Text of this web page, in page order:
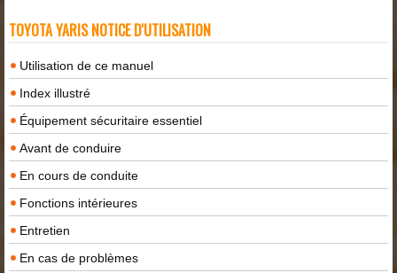
TOYOTA YARIS NOTICE D'UTILISATION
Utilisation de ce manuel
Index illustré
Équipement sécuritaire essentiel
Avant de conduire
En cours de conduite
Fonctions intérieures
Entretien
En cas de problèmes